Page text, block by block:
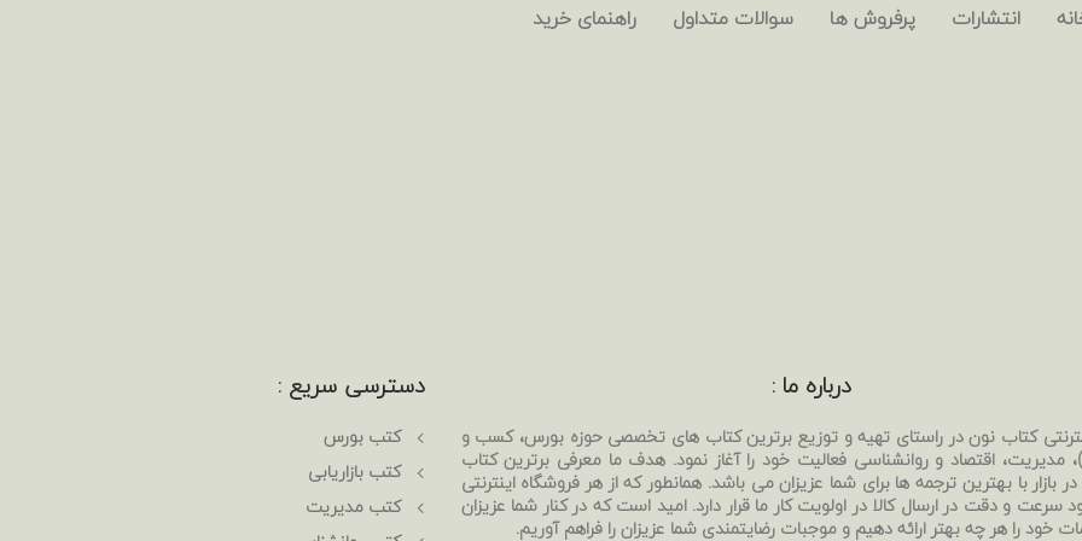
انتشارات پرفروش ها سوالات متداول راهنمای خرید
درباره ما :
کتاب نون در راستای تهیه و توزیع برترین کتاب های تخصصی حوزه بورس، کسب و
مدیریت، اقتصاد و روانشناسی فعالیت خود را آغاز نمود. هدف ما معرفی برترین کتاب
بازار با بهترین ترجمه ها برای شما عزیزان می باشد. همانطور که از هر فروشگاه اینترنتی
سرعت و دقت در ارسال کالا در اولویت کار ما قرار دارد. امید است که در کنار شما عزیزان
خود را هر چه بهتر ارائه دهیم و موجبات رضایتمندی شما عزیزان را فراهم آوریم.
دسترسی سریع :
کتب بورس
کتب بازاریابی
کتب مدیریت